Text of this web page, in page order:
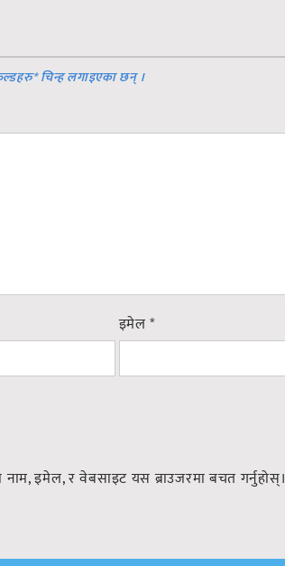
*चिन्ह लगाइएका छन् ।
इमेल*
नाम, इमेल, र वेबसाइट यस ब्राउजरमा बचत गर्नुहोस्।